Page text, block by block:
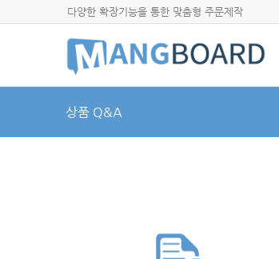
다양한 확장기능을 통한 맞춤형 주문제작
상품 Q&A